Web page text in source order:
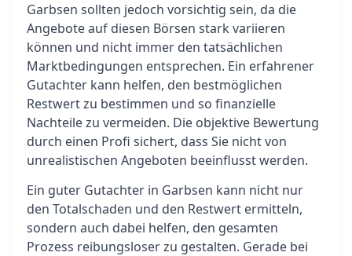
Garbsen sollten jedoch vorsichtig sein, da die
Angebote auf diesen Börsen stark variieren
können und nicht immer den tatsächlichen
Marktbedingungen entsprechen. Ein erfahrener
Gutachter kann helfen, den bestmöglichen
Restwert zu bestimmen und so finanzielle
Nachteile zu vermeiden. Die objektive Bewertung
durch einen Profi sichert, dass Sie nicht von
unrealistischen Angeboten beeinflusst werden.
Ein guter Gutachter in Garbsen kann nicht nur
den Totalschaden und den Restwert ermitteln,
sondern auch dabei helfen, den gesamten
Prozess reibungsloser zu gestalten. Gerade bei